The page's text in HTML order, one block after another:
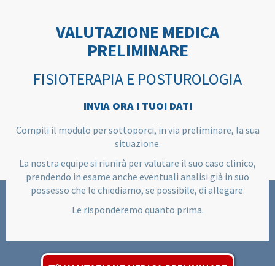
VALUTAZIONE MEDICA
PRELIMINARE
FISIOTERAPIA E POSTUROLOGIA
INVIA ORA I TUOI DATI
Compili il modulo per sottoporci, in via preliminare, la sua
situazione.
La nostra equipe si riunirà per valutare il suo caso clinico,
prendendo in esame anche eventuali analisi già in suo
possesso che le chiediamo, se possibile, di allegare.
Le risponderemo quanto prima.